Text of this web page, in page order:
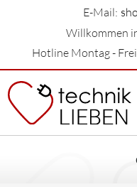
E-Mail:
Willkommen
Hotline Montag -